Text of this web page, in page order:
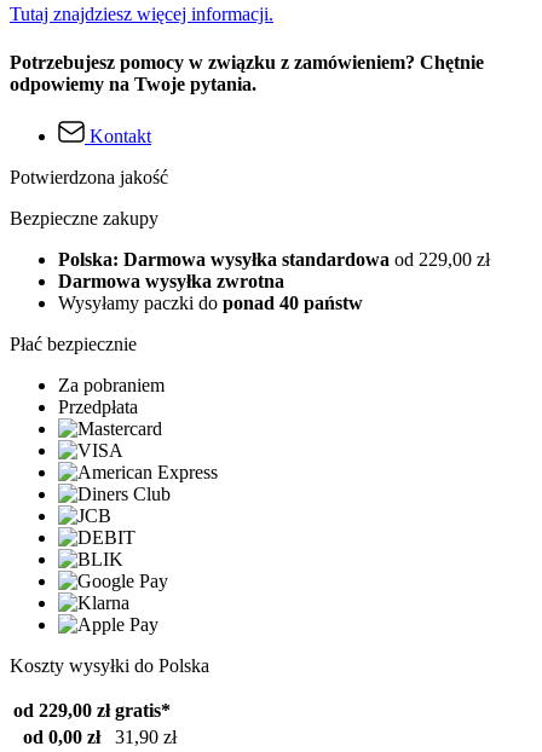
Tutaj znajdziesz więcej informacji.
Potrzebujesz pomocy w związku z zamówieniem? Chętnie
odpowiemy na Twoje pytania.
Kontakt
Potwierdzona jakość
Bezpieczne zakupy
Polska: Darmowa wysyłka standardowa od 229,00 zł
Darmowa wysyłka zwrotna
Wysyłamy paczki do ponad 40 państw
Płać bezpiecznie
Za pobraniem
Przedpłata
Koszty wysyłki do Polska
od 229,00 zł gratis*
od 0,00 zł
31,90 zł